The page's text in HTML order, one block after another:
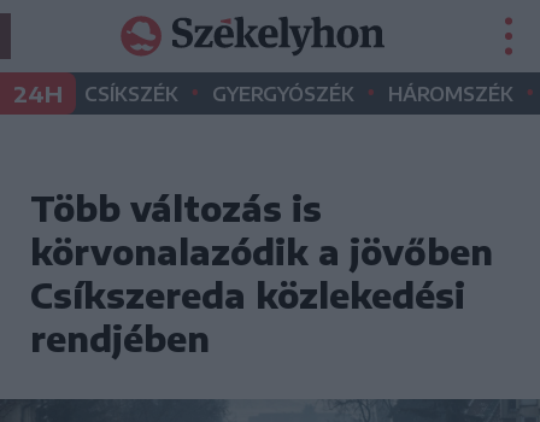
24H CSÍKSZÉK • GYERGYÓSZÉK • HÁROMSZÉK •
Több változás is
körvonalazódik a jövőben
Csíkszereda közlekedési
rendjében